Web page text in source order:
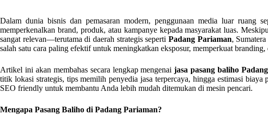
Dalam dunia bisnis dan pemasaran modern, penggunaan media luar ruang
memperkenalkan brand, produk, atau kampanye kepada masyarakat luas.
sangat relevan—terutama di daerah strategis seperti Padang Pariaman,
salah satu cara paling efektif untuk meningkatkan eksposur, memperkuat
Artikel ini akan membahas secara lengkap mengenaijasa pasang baliho
titik lokasi strategis, tips memilih penyedia jasa terpercaya, hingga estimasi biaya
SEO friendly untuk membantu Anda lebih mudah ditemukan di mesin pencari.
Mengapa Pasang Baliho di Padang Pariaman?